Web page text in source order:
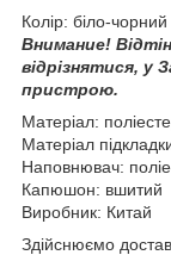
Колір: біло-чорний
Внимание!
відрізнятися, у
пристрою.
Матеріал:
Матеріал
Наповнювач:
Капюшон: вшитий
Виробник: Китай
Здійснюємо